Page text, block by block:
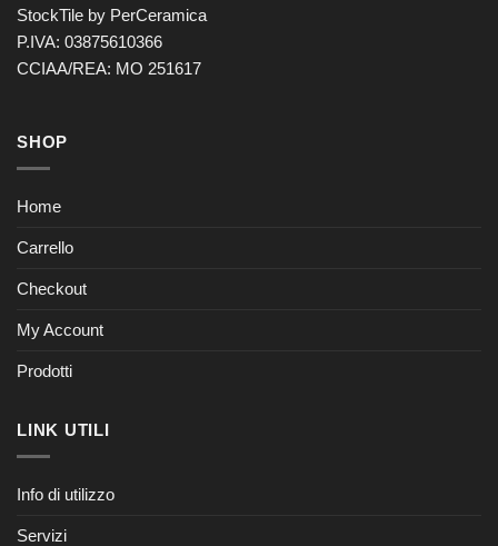
StockTile by PerCeramica
P.IVA: 03875610366
CCIAA/REA: MO 251617
SHOP
Home
Carrello
Checkout
My Account
Prodotti
LINK UTILI
Info di utilizzo
Servizi